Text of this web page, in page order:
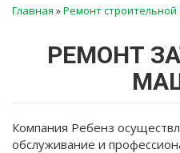
Вы
здесь
Главная »Ремонт строительной
РЕМОНТ
Компания Ребенз
обслуживание и